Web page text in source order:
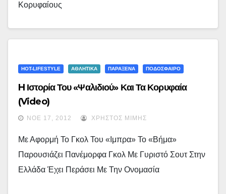
Κορυφαίους
HOT-LIFESTYLE ΑΘΛΗΤΙΚΑ ΠΑΡΑΞΕΝΑ ΠΟΔΟΣΦΑΙΡΟ
H Ιστορία Του «ψαλιδιού» Και Τα Κορυφαία
(video)
ΝΟΈ 17, 2012 ΧΡΉΣΤΟΣ ΜΊΜΗΣ
Με Αφορμή Το Γκολ Του «Ιμπρα» Το «Βήμα»
Παρουσιάζει Πανέμορφα Γκολ Με Γυριστό Σουτ Στην
Ελλάδα Έχει Περάσει Με Την Ονομασία